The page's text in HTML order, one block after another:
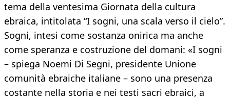
tema della ventesima Giornata della cultura
ebraica, intitolata “I sogni, una scala verso il cielo”.
Sogni, intesi come sostanza onirica ma anche
come speranza e costruzione del domani: «I sogni
– spiega Noemi Di Segni, presidente Unione
comunità ebraiche italiane – sono una presenza
costante nella storia e nei testi sacri ebraici, a